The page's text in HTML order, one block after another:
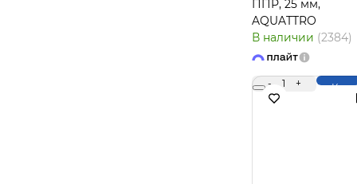
ППР, 25 мм,
AQUATTRO
В наличии (2384)
- 1 +